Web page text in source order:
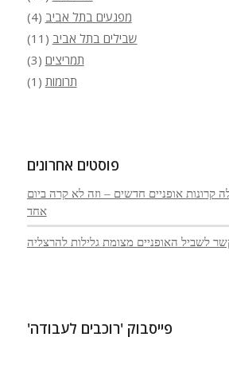
תל אביב(16)
מפגעים בתל אביב (4)
שבילים בתל אביב(11)
תמריצים (3)
קרונות אופניים חדשים – וזה לא קרה ביום
אחד